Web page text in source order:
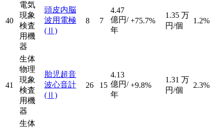
40
電気
現象
検査
用機
器
頭皮内脳
波用電極
(Ⅱ)
8 7
4.47
億円/
年
+75.7%
1.35 万
円/個
1.2%
41
生体
物理
現象
検査
用機
器
胎児超音
波心音計
(Ⅱ)
26 15
4.13
億円/
年
+9.8%
1.31 万
円/個
2.3%
生体